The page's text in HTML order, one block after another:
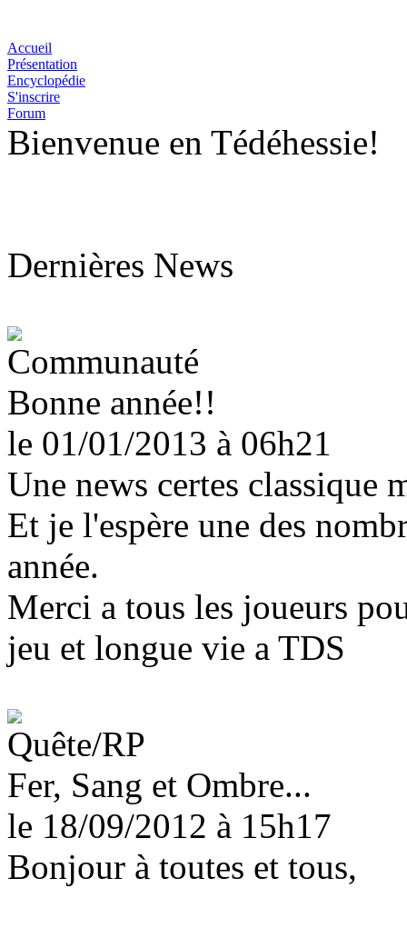
Accueil
Présentation
Encyclopédie
S'inscrire
Forum
Bienvenue en Tédéhessie!
Dernières News
Bonne année!!
le 01/01/2013 à 06h21
Une news certes classique
Et je l'espère une des
année.
Merci a tous les joueurs
jeu et longue vie a TDS
Fer, Sang et Ombre...
le 18/09/2012 à 15h17
Bonjour à toutes et tous,